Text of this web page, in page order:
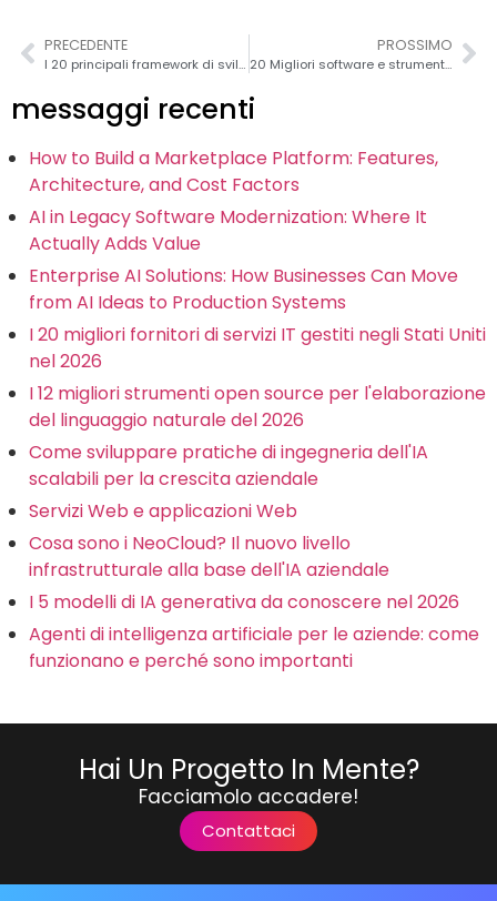
PRECEDENTE
I 20 principali framework di sviluppo software da utilizzare nel 2026
PROSSIMO
20 Migliori software e strumenti per la gestione della forza lavoro del 2026
messaggi recenti
How to Build a Marketplace Platform: Features,
Architecture, and Cost Factors
AI in Legacy Software Modernization: Where It
Actually Adds Value
Enterprise AI Solutions: How Businesses Can Move
from AI Ideas to Production Systems
I 20 migliori fornitori di servizi IT gestiti negli Stati Uniti
nel 2026
I 12 migliori strumenti open source per l'elaborazione
del linguaggio naturale del 2026
Come sviluppare pratiche di ingegneria dell'IA
scalabili per la crescita aziendale
Servizi Web e applicazioni Web
Cosa sono i NeoCloud? Il nuovo livello
infrastrutturale alla base dell'IA aziendale
I 5 modelli di IA generativa da conoscere nel 2026
Agenti di intelligenza artificiale per le aziende: come
funzionano e perché sono importanti
Hai Un Progetto In Mente?
Facciamolo accadere!
Contattaci